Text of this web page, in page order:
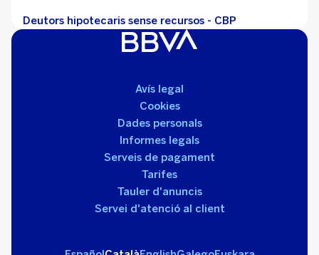
Deutors hipotecaris sense recursos - CBP
Avís legal
Cookies
Dades personals
Informes legals
Serveis de pagament
Tarifes
Tauler d'anuncis
Servei d'atenció al client